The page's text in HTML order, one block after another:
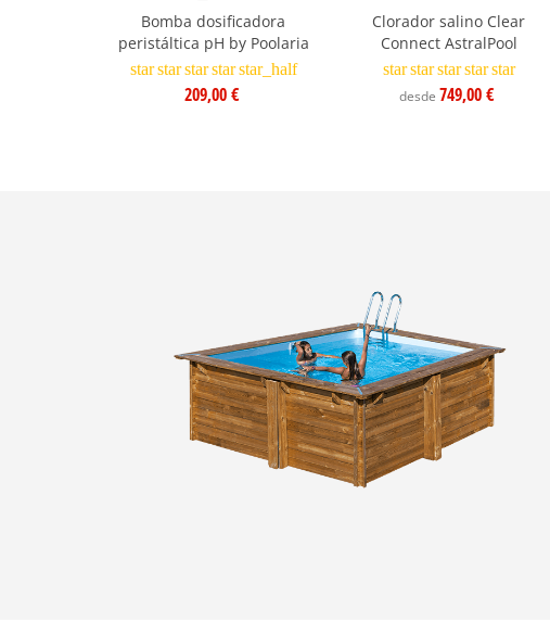
Bomba dosificadora
peristáltica pH by Poolaria
star star star star star_half
209,00 €
Clorador salino Clear
Connect AstralPool
star star star star star
desde 749,00 €